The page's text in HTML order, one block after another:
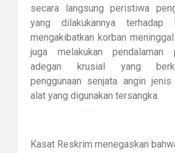
secara langsung peristiwa
yang dilakukannya terhadap
mengakibatkan korban
juga melakukan pendalaman
adegan krusial yang
penggunaan senjata angin
alat yang digunakan tersangka.
Kasat Reskrim menegaskan